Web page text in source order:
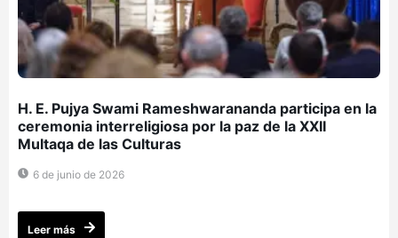
H. E. Pujya Swami Rameshwarananda participa en la
ceremonia interreligiosa por la paz de la XXII
Multaqa de las Culturas
6 de junio de 2026
Leer más